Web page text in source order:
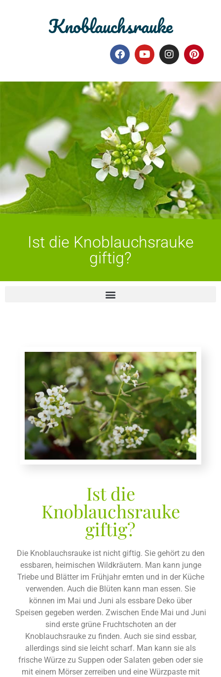
Knoblauchsrauke
Ist die Knoblauchsrauke
giftig?
Ist die
Knoblauchsrauke
giftig?
Die Knoblauchsrauke ist nicht giftig. Sie gehört zu den
essbaren, heimischen Wildkräutern. Man kann junge
Triebe und Blätter im Frühjahr ernten und in der Küche
verwenden. Auch die Blüten kann man essen. Sie
können im Mai und Juni als essbare Deko über
Speisen gegeben werden. Zwischen Ende Mai und Juni
sind erste grüne Fruchtschoten an der
Knoblauchsrauke zu finden. Auch sie sind essbar,
allerdings sind sie leicht scharf. Man kann sie als
frische Würze zu Suppen oder Salaten geben oder sie
mit einem Mörser zerreiben und eine Würzpaste mit